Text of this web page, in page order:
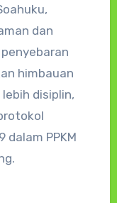
dan
himbauan
disiplin,
dalam PPKM